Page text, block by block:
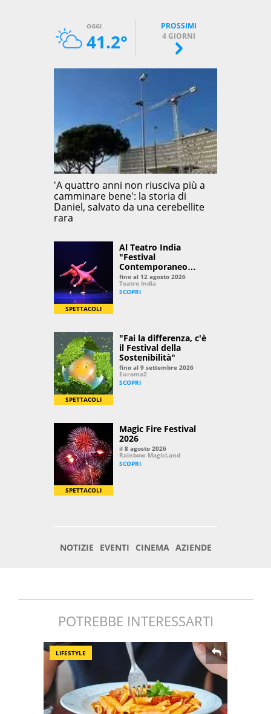
POTREBBE INTERESSARTI
LIFESTYLE